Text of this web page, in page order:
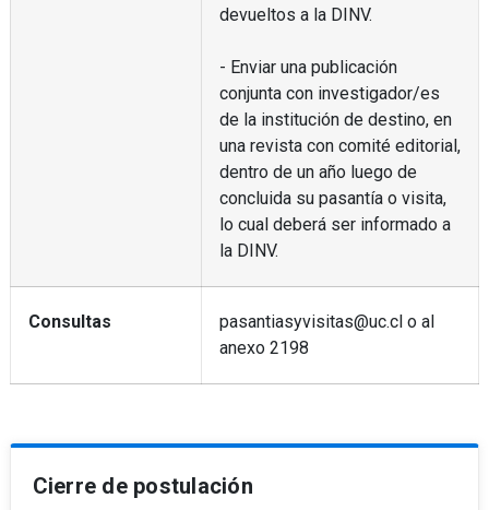
devueltos a la DINV.
- Enviar una publicación
conjunta con investigador/es
de la institución de destino, en
una revista con comité editorial,
dentro de un año luego de
concluida su pasantía o visita,
lo cual deberá ser informado a
la DINV.
Consultas
pasantiasyvisitas@uc.cl o al
anexo 2198
Cierre de postulación